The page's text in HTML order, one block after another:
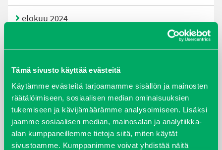
Tämä sivusto käyttää evästeitä
Käytämme evästeitä tarjoamamme sisällön ja mainosten
räätälöimiseen, sosiaalisen median ominaisuuksien
tukemiseen ja kävijämäärämme analysoimiseen. Lisäksi
jaamme sosiaalisen median, mainosalan ja analytiikka-
alan kumppaneillemme tietoja siitä, miten käytät
sivustoamme. Kumppanimme voivat yhdistää näitä
elokuu 2024
joulukuu 2022
huhtikuu 2022
helmikuu 2022
joulukuu 2021